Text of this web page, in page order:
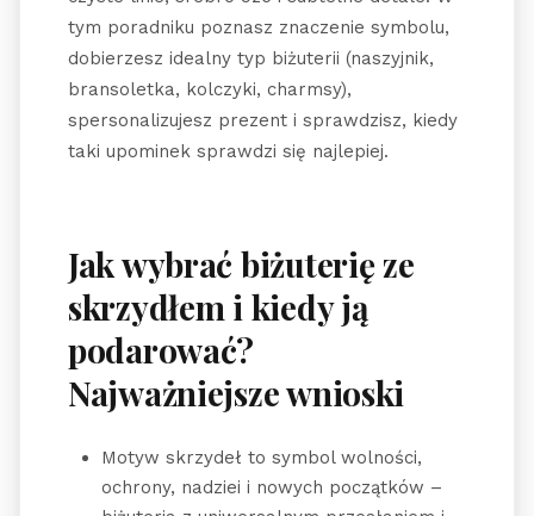
tym poradniku poznasz znaczenie symbolu,
dobierzesz idealny typ biżuterii (naszyjnik,
bransoletka, kolczyki, charmsy),
spersonalizujesz prezent i sprawdzisz, kiedy
taki upominek sprawdzi się najlepiej.
Jak wybrać biżuterię ze
skrzydłem i kiedy ją
podarować?
Najważniejsze wnioski
Motyw skrzydeł to symbol wolności,
ochrony, nadziei i nowych początków –